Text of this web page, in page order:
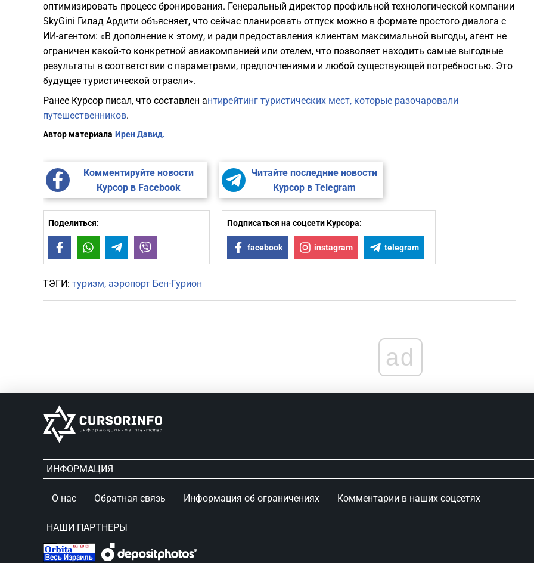
оптимизировать процесс бронирования. Генеральный директор профильной технологической компании
SkyGini Гилад Ардити объясняет, что сейчас планировать отпуск можно в формате простого диалога с
ИИ-агентом: «В дополнение к этому, и ради предоставления клиентам максимальной выгоды, агент не
ограничен какой-то конкретной авиакомпанией или отелем, что позволяет находить самые выгодные
результаты в соответствии с параметрами, предпочтениями и любой существующей потребностью. Это
будущее туристической отрасли».
Ранее Курсор писал, что составлен антирейтинг туристических мест, которые разочаровали
путешественников.
Автор материала Ирен Давид.
Комментируйте новости
Курсор в Facebook
Читайте последние новости
Курсор в Telegram
Поделиться:
FacebookWhatsAppTelegram
Подписаться на соцсети Курсора:
facebook instagram telegram
ТЭГИ: туризм аэропорт Бен-Гурион
ad
ИНФОРМАЦИЯ
О нас Обратная связь Информация об ограничениях Комментарии в наших соцсетях
НАШИ ПАРТНЕРЫ